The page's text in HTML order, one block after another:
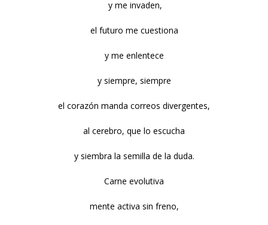
y me invaden,
el futuro me cuestiona
y me enlentece
y siempre, siempre
el corazón manda correos divergentes,
al cerebro, que lo escucha
y siembra la semilla de la duda.
Carne evolutiva
mente activa sin freno,